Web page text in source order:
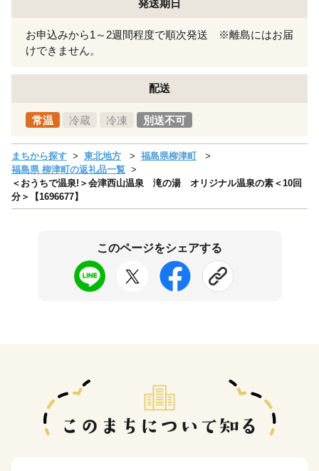
発送期日
お申込みから1～2週間程度で順次発送 ※離島にはお届
けできません。
配送
常温 冷蔵 冷凍 別送不可
まちから探す 東北地方
福島県柳津町
福島県 柳津町の返礼品一覧
＜おうちで温泉!＞会津西山温泉 滝の湯 オリジナル温泉の素＜10回
分＞【1696677】
このページをシェアする